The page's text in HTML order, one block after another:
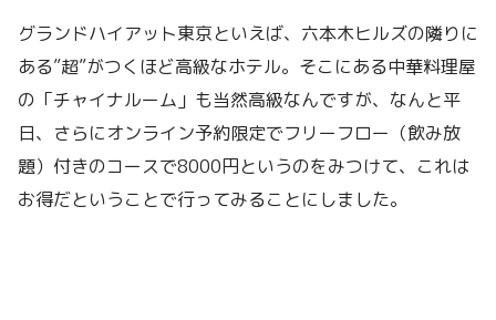
グランドハイアット東京といえば、六本木ヒルズの隣りに
ある”超”がつくほど高級なホテル。そこにある中華料理屋
の「チャイナルーム」も当然高級なんですが、なんと平
日、さらにオンライン予約限定でフリーフロー（飲み放
題）付きのコースで8000円というのをみつけて、これは
お得だということで行ってみることにしました。